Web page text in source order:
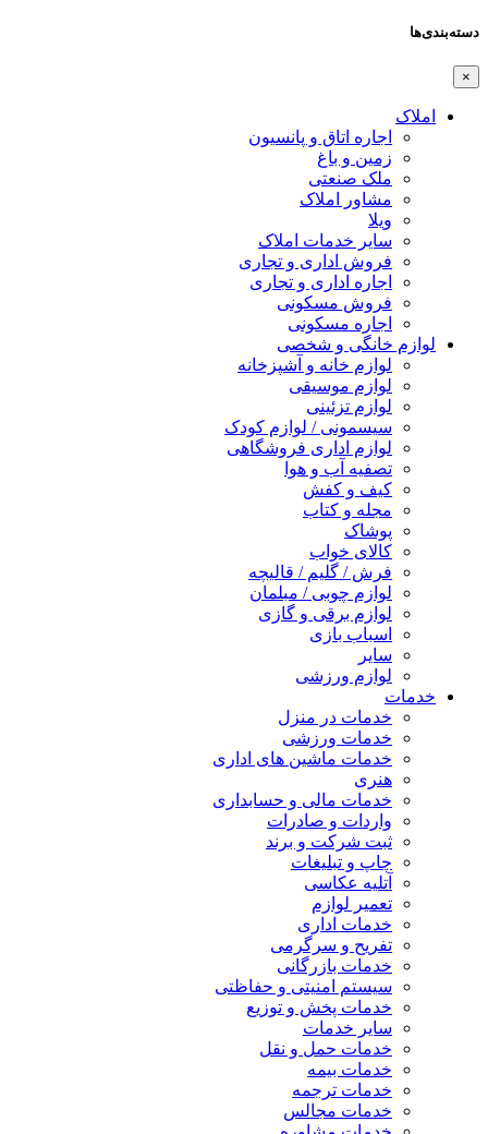
دسته‌بندی‌ها
×
املاک
اجاره اتاق و پانسیون
زمین و باغ
ملک صنعتی
مشاور املاک
ویلا
سایر خدمات املاک
فروش اداری و تجاری
اجاره اداری و تجاری
فروش مسکونی
اجاره مسکونی
لوازم خانگی و شخصی
لوازم خانه و آشپزخانه
لوازم موسیقی
لوازم تزئینی
سیسمونی / لوازم کودک
لوازم اداری فروشگاهی
تصفیه آب و هوا
کیف و کفش
مجله و کتاب
پوشاک
کالای خواب
فرش / گلیم / قالیچه
لوازم چوبی / مبلمان
لوازم برقی و گازی
اسباب بازی
سایر
لوازم ورزشی
خدمات
خدمات در منزل
خدمات ورزشی
خدمات ماشین های اداری
هنری
خدمات مالی و حسابداری
واردات و صادرات
ثبت شرکت و برند
چاپ و تبلیغات
آتلیه عکاسی
تعمیر لوازم
خدمات اداری
تفریح و سرگرمی
خدمات بازرگانی
سیستم امنیتی و حفاظتی
خدمات پخش و توزیع
سایر خدمات
خدمات حمل و نقل
خدمات بیمه
خدمات ترجمه
خدمات مجالس